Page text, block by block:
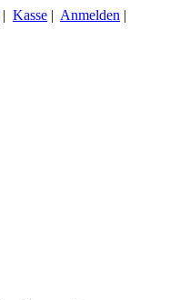
| Kasse | Anmelden |